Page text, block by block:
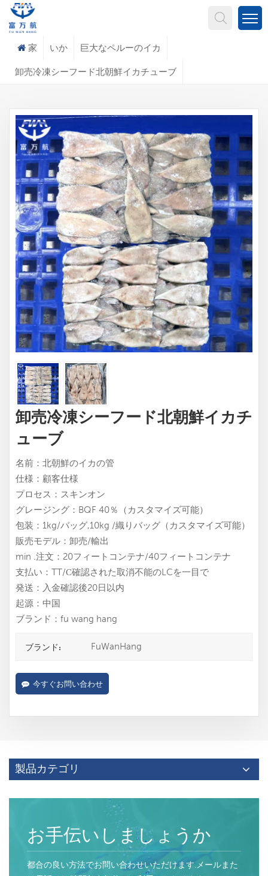
家 いか 巨大なペルーのイカ
卸売冷凍シーフード北朝鮮イカチューブ
卸売冷凍シーフード北朝鮮イカチ
ューブ
名前：北朝鮮のイカの管
仕様：顧客仕様
プロセス：スキンオン
グレージング：BQF 40％（カスタマイズ可能）
包装：1kg/バッグ,10kg /織りバッグ（カスタマイズ可能）
販売モデル：卸売/輸出
min .注文：20フィートコンテナ/40フィートコンテナ
支払い：TT/С確認された取消不能のLCを一目で
発送：入金確認後20日以内
起源：中国
ブランド：fu wang hang
ブランド: FuWanHang
今すぐお問い合わせ
製品カテゴリ
お手伝いしましょうか
都合の良い方法でお問い合わせいただけます.メールまた